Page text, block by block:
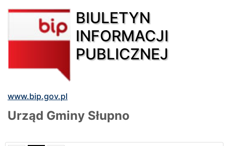
BIULETYN
INFORMACJI
PUBLICZNEJ
www.bip.gov.pl
Urząd Gminy Słupno